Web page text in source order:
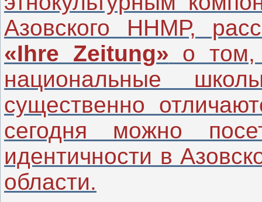
Азовского ННМР,
«Ihre Zeitung» о том,
национальные
существенно
сегодня можно
идентичности в
области.